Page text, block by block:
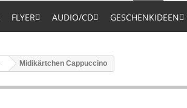
FLYER AUDIO/CD GESCHENKIDEEN
Midikärtchen Cappuccino